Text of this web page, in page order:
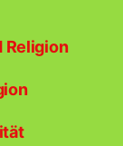
Religion